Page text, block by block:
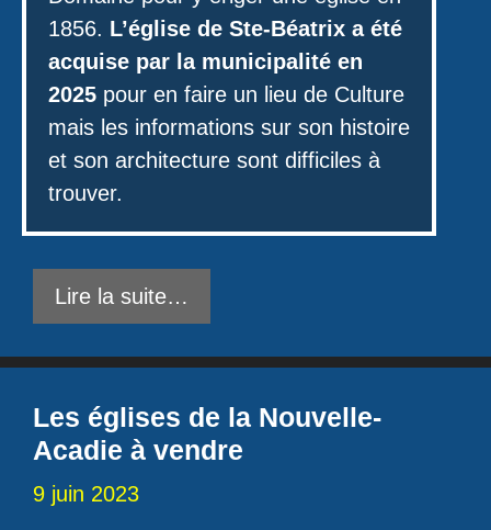
1856. L’église de Ste-Béatrix a été
acquise par la municipalité en
2025 pour en faire un lieu de Culture
mais les informations sur son histoire
et son architecture sont difficiles à
trouver.
Lire la suite…
Les églises de la Nouvelle-
Acadie à vendre
9 juin 2023